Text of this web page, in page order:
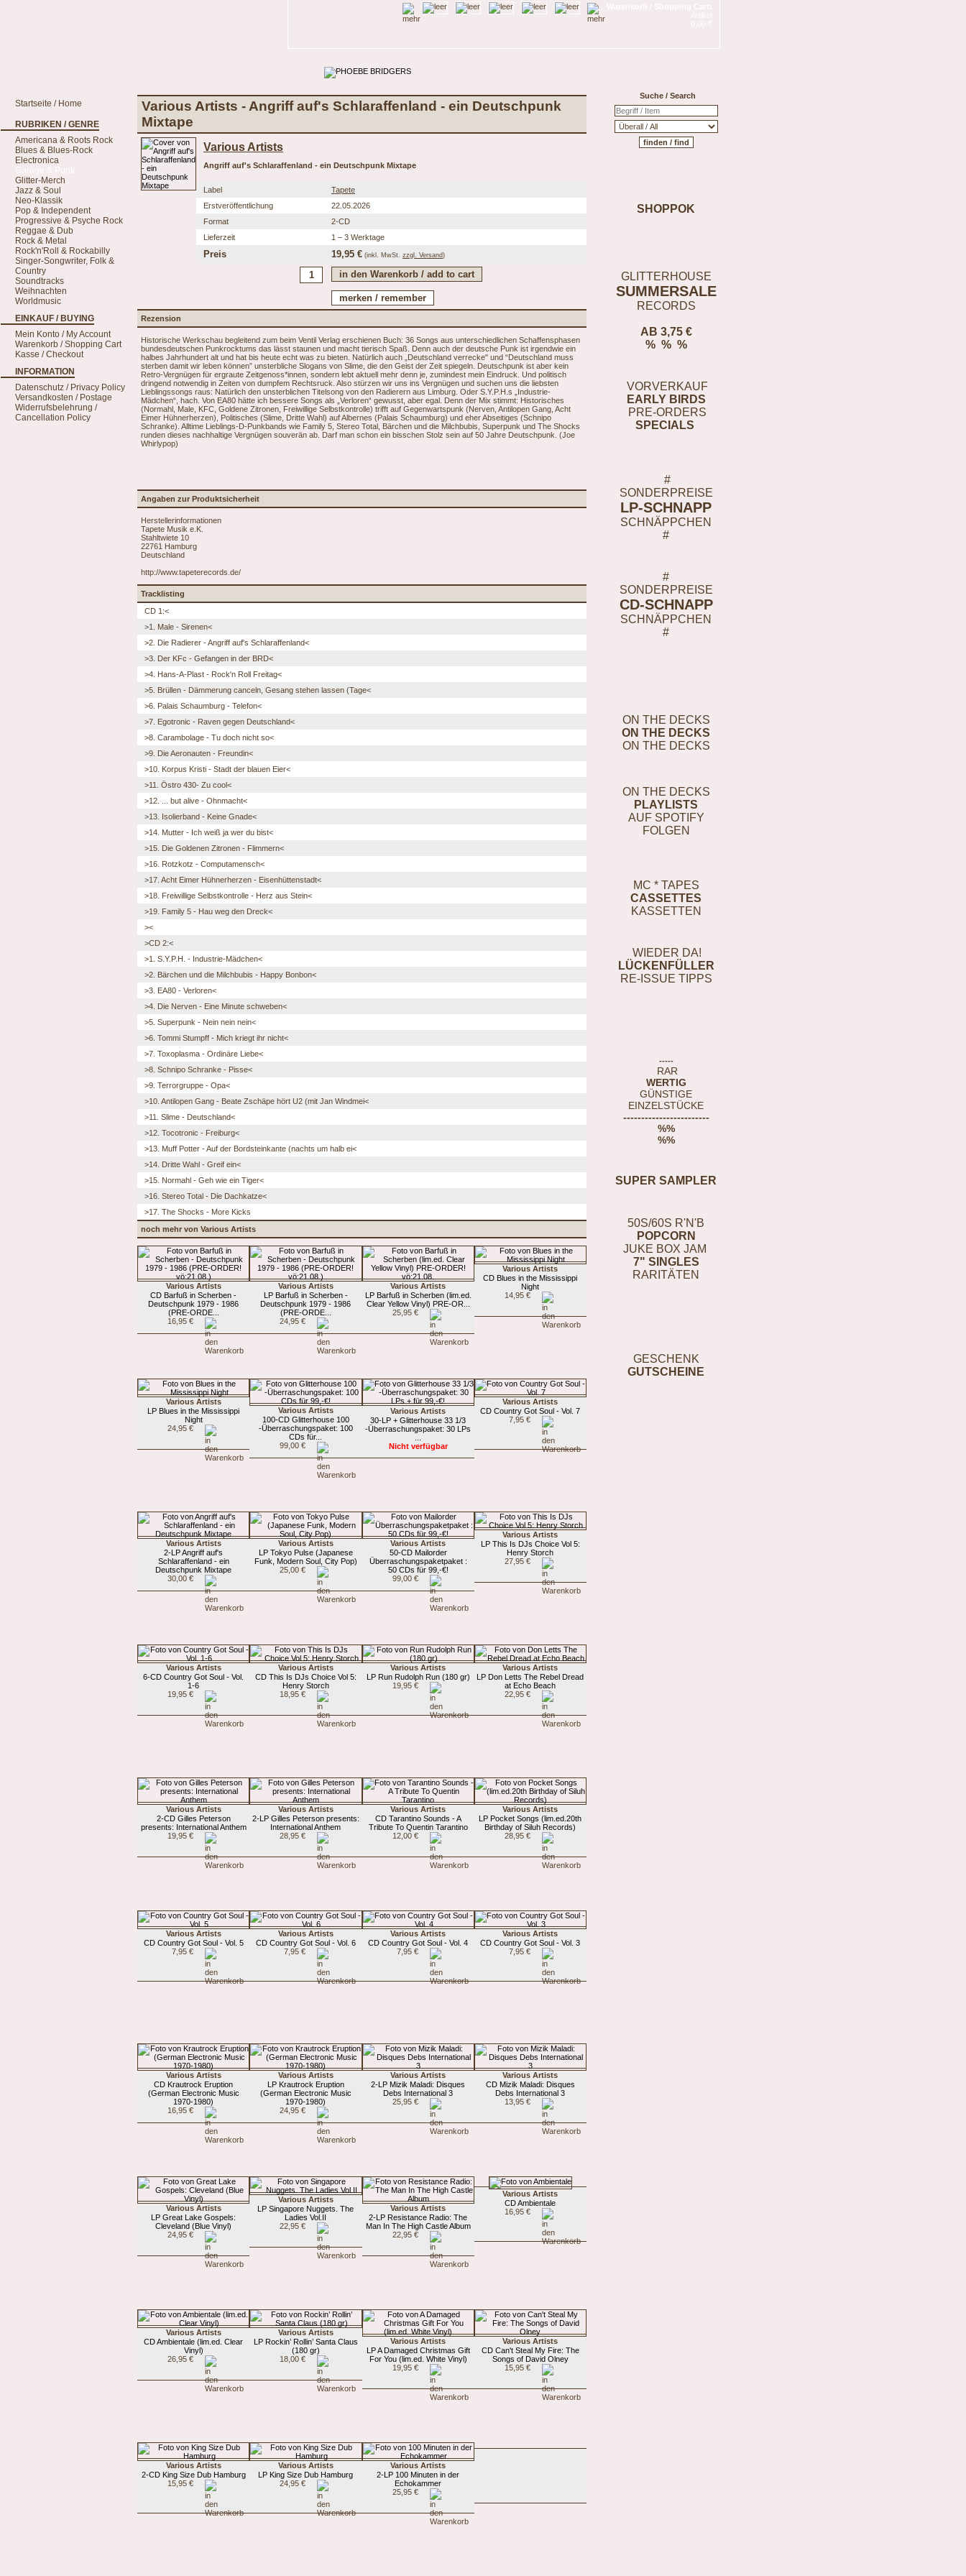
Suche / Search
SHOPPOK
GLITTERHOUSE
SUMMERSALE
RECORDS
AB 3,75 €
% % %
VORVERKAUF
EARLY BIRDS
PRE-ORDERS
SPECIALS
#
SONDERPREISE
LP-SCHNAPP
SCHNÄPPCHEN
#
#
SONDERPREISE
CD-SCHNAPP
SCHNÄPPCHEN
#
ON THE DECKS
ON THE DECKS
ON THE DECKS
ON THE DECKS
PLAYLISTS
AUF SPOTIFY
FOLGEN
MC * TAPES
CASSETTES
KASSETTEN
WIEDER DA!
LÜCKENFÜLLER
RE-ISSUE TIPPS
-----
RAR
WERTIG
GÜNSTIGE
EINZELSTÜCKE
------------------------
%%
%%
SUPER SAMPLER
50S/60S R'N'B
POPCORN
JUKE BOX JAM
7" SINGLES
RARITÄTEN
GESCHENK
GUTSCHEINE
Startseite / Home
RUBRIKEN / GENRE
Americana & Roots Rock
Blues & Blues-Rock
Electronica
Glitter-Merch
Jazz & Soul
Neo-Klassik
Pop & Independent
Progressive & Psyche Rock
Reggae & Dub
Rock & Metal
Rock'n'Roll & Rockabilly
Singer-Songwriter, Folk &
Country
Soundtracks
Weihnachten
Worldmusic
EINKAUF / BUYING
Mein Konto / My Account
Warenkorb / Shopping Cart
Kasse / Checkout
INFORMATION
Datenschutz / Privacy Policy
Versandkosten / Postage
Widerrufsbelehrung /
Cancellation Policy
Various Artists - Angriff auf's Schlaraffenland - ein Deutschpunk
Mixtape
Various Artists
Angriff auf's Schlaraffenland - ein Deutschpunk Mixtape
Label
Tapete
Erstveröffentlichung
22.05.2026
Format
2-CD
Lieferzeit
1 – 3 Werktage
Preis 19,95 € (inkl. MwSt. zzgl. Versand)
Rezension
Historische Werkschau begleitend zum beim Ventil Verlag erschienen Buch: 36 Songs aus unterschiedlichen Schaffensphasen
bundesdeutschen Punkrocktums das lässt staunen und macht tierisch Spaß. Denn auch der deutsche Punk ist irgendwie ein
halbes Jahrhundert alt und hat bis heute echt was zu bieten. Natürlich auch „Deutschland verrecke" und “Deutschland muss
sterben damit wir leben können” unsterbliche Slogans von Slime, die den Geist der Zeit spiegeln. Deutschpunk ist aber kein
Retro-Vergnügen für ergraute Zeitgenoss*innen, sondern lebt aktuell mehr denn je, zumindest mein Eindruck. Und politisch
dringend notwendig in Zeiten von dumpfem Rechtsruck. Also stürzen wir uns ins Vergnügen und suchen uns die liebsten
Lieblingssongs raus: Natürlich den unsterblichen Titelsong von den Radierern aus Limburg. Oder S.Y.P.H.s „Industrie-
Mädchen“, hach. Von EA80 hätte ich bessere Songs als „Verloren“ gewusst, aber egal. Denn der Mix stimmt: Historisches
(Normahl, Male, KFC, Goldene Zitronen, Freiwillige Selbstkontrolle) trifft auf Gegenwartspunk (Nerven, Antilopen Gang, Acht
Eimer Hühnerherzen), Politisches (Slime, Dritte Wahl) auf Albernes (Palais Schaumburg) und eher Abseitiges (Schnipo
Schranke). Alltime Lieblings-D-Punkbands wie Family 5, Stereo Total, Bärchen und die Milchbubis, Superpunk und The Shocks
runden dieses nachhaltige Vergnügen souverän ab. Darf man schon ein bisschen Stolz sein auf 50 Jahre Deutschpunk. (Joe
Whirlypop)
Angaben zur Produktsicherheit
Herstellerinformationen
Tapete Musik e.K.
Stahltwiete 10
22761 Hamburg
Deutschland
http://www.tapeterecords.de/
Tracklisting
CD 1:<
>1. Male - Sirenen<
>2. Die Radierer - Angriff auf's Schlaraffenland<
>3. Der KFc - Gefangen in der BRD<
>4. Hans-A-Plast - Rock'n Roll Freitag<
>5. Brüllen - Dämmerung canceln, Gesang stehen lassen (Tage<
>6. Palais Schaumburg - Telefon<
>7. Egotronic - Raven gegen Deutschland<
>8. Carambolage - Tu doch nicht so<
>9. Die Aeronauten - Freundin<
>10. Korpus Kristi - Stadt der blauen Eier<
>11. Östro 430- Zu cool<
>12. ... but alive - Ohnmacht<
>13. Isolierband - Keine Gnade<
>14. Mutter - Ich weiß ja wer du bist<
>15. Die Goldenen Zitronen - Flimmern<
>16. Rotzkotz - Computamensch<
>17. Acht Eimer Hühnerherzen - Eisenhüttenstadt<
>18. Freiwillige Selbstkontrolle - Herz aus Stein<
>19. Family 5 - Hau weg den Dreck<
><
>CD 2:<
>1. S.Y.P.H. - Industrie-Mädchen<
>2. Bärchen und die Milchbubis - Happy Bonbon<
>3. EA80 - Verloren<
>4. Die Nerven - Eine Minute schweben<
>5. Superpunk - Nein nein nein<
>6. Tommi Stumpff - Mich kriegt ihr nicht<
>7. Toxoplasma - Ordinäre Liebe<
>8. Schnipo Schranke - Pisse<
>9. Terrorgruppe - Opa<
>10. Antilopen Gang - Beate Zschäpe hört U2 (mit Jan Windmei<
>11. Slime - Deutschland<
>12. Tocotronic - Freiburg<
>13. Muff Potter - Auf der Bordsteinkante (nachts um halb ei<
>14. Dritte Wahl - Greif ein<
>15. Normahl - Geh wie ein Tiger<
>16. Stereo Total - Die Dachkatze<
>17. The Shocks - More Kicks
noch mehr von Various Artists
Various Artists
CD Barfuß in Scherben -
Deutschpunk 1979 - 1986
(PRE-ORDE...
16,95 €
Various Artists
LP Barfuß in Scherben -
Deutschpunk 1979 - 1986
(PRE-ORDE...
24,95 €
Various Artists
LP Barfuß in Scherben (lim.ed.
Clear Yellow Vinyl) PRE-OR...
25,95 €
Various Artists
CD Blues in the Mississippi
Night
14,95 €
Various Artists
LP Blues in the Mississippi
Night
24,95 €
Various Artists
100-CD Glitterhouse 100
-Überraschungspaket: 100
CDs für...
99,00 €
Various Artists
30-LP + Glitterhouse 33 1/3
-Überraschungspaket: 30 LPs
Nicht verfügbar
Various Artists
CD Country Got Soul - Vol. 7
7,95 €
Various Artists
2-LP Angriff auf's
Schlaraffenland - ein
Deutschpunk Mixtape
30,00 €
Various Artists
LP Tokyo Pulse (Japanese
Funk, Modern Soul, City Pop)
25,00 €
Various Artists
50-CD Mailorder
Überraschungspaketpaket :
50 CDs für 99,-€!
99,00 €
Various Artists
LP This Is DJs Choice Vol 5:
Henry Storch
27,95 €
Various Artists
6-CD Country Got Soul - Vol.
1-6
19,95 €
Various Artists
CD This Is DJs Choice Vol 5:
Henry Storch
18,95 €
Various Artists
LP Run Rudolph Run (180 gr)
19,95 €
Various Artists
LP Don Letts The Rebel Dread
at Echo Beach
22,95 €
Various Artists
2-CD Gilles Peterson
presents: International Anthem
19,95 €
Various Artists
2-LP Gilles Peterson presents:
International Anthem
28,95 €
Various Artists
CD Tarantino Sounds - A
Tribute To Quentin Tarantino
12,00 €
Various Artists
LP Pocket Songs (lim.ed.20th
Birthday of Siluh Records)
28,95 €
Various Artists
CD Country Got Soul - Vol. 5
7,95 €
Various Artists
CD Country Got Soul - Vol. 6
7,95 €
Various Artists
CD Country Got Soul - Vol. 4
7,95 €
Various Artists
CD Country Got Soul - Vol. 3
7,95 €
Various Artists
CD Krautrock Eruption
(German Electronic Music
1970-1980)
16,95 €
Various Artists
LP Krautrock Eruption
(German Electronic Music
1970-1980)
24,95 €
Various Artists
2-LP Mizik Maladi: Disques
Debs International 3
25,95 €
Various Artists
CD Mizik Maladi: Disques
Debs International 3
13,95 €
Various Artists
LP Great Lake Gospels:
Cleveland (Blue Vinyl)
24,95 €
Various Artists
LP Singapore Nuggets. The
Ladies Vol.II
22,95 €
Various Artists
2-LP Resistance Radio: The
Man In The High Castle Album
22,95 €
Various Artists
CD Ambientale
16,95 €
Various Artists
CD Ambientale (lim.ed. Clear
Vinyl)
26,95 €
Various Artists
LP Rockin’ Rollin’ Santa Claus
(180 gr)
18,00 €
Various Artists
LP A Damaged Christmas Gift
For You (lim.ed. White Vinyl)
19,95 €
Various Artists
CD Can't Steal My Fire: The
Songs of David Olney
15,95 €
Various Artists
2-CD King Size Dub Hamburg
15,95 €
Various Artists
LP King Size Dub Hamburg
24,95 €
Various Artists
2-LP 100 Minuten in der
Echokammer
25,95 €